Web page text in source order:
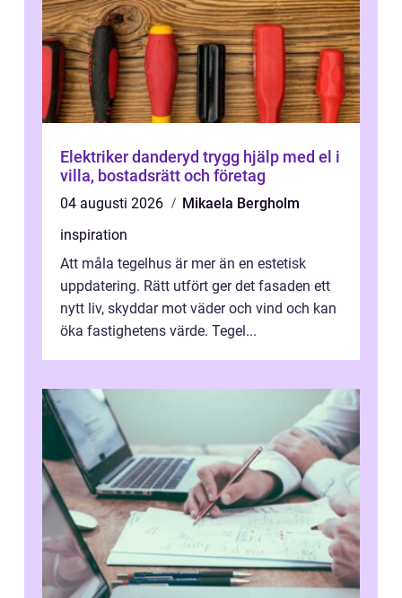
Elektriker danderyd trygg hjälp med el i
villa, bostadsrätt och företag
04 augusti 2026
Mikaela Bergholm
inspiration
Att måla tegelhus är mer än en estetisk
uppdatering. Rätt utfört ger det fasaden ett
nytt liv, skyddar mot väder och vind och kan
öka fastighetens värde. Tegel...